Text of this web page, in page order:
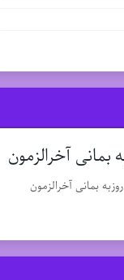
روزبه بمانی آخرالزمون